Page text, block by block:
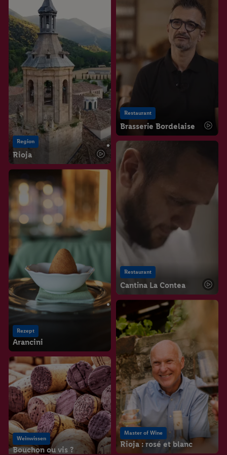
Region
Rioja
Restaurant
Brasserie Bordelaise
Restaurant
Cantina La Contea
Rezept
Arancini
Master of Wine
Rioja : rosé et blanc
Weinwissen
Bouchon ou vis ?
.Vous trouverez les impressions ici.